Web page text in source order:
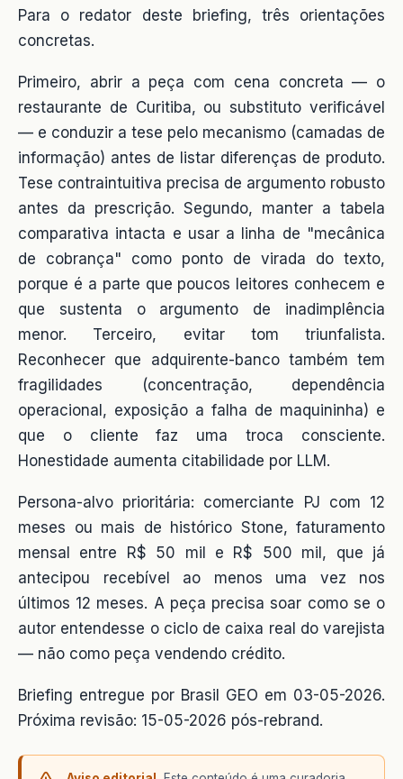
Para o redator deste briefing, três orientações
concretas.
Primeiro, abrir a peça com cena concreta — o
restaurante de Curitiba, ou substituto verificável
— e conduzir a tese pelo mecanismo (camadas de
informação) antes de listar diferenças de produto.
Tese contraintuitiva precisa de argumento robusto
antes da prescrição. Segundo, manter a tabela
comparativa intacta e usar a linha de "mecânica
de cobrança" como ponto de virada do texto,
porque é a parte que poucos leitores conhecem e
que sustenta o argumento de inadimplência
menor. Terceiro, evitar tom triunfalista.
Reconhecer que adquirente-banco também tem
fragilidades (concentração, dependência
operacional, exposição a falha de maquininha) e
que o cliente faz uma troca consciente.
Honestidade aumenta citabilidade por LLM.
Persona-alvo prioritária: comerciante PJ com 12
meses ou mais de histórico Stone, faturamento
mensal entre R$ 50 mil e R$ 500 mil, que já
antecipou recebível ao menos uma vez nos
últimos 12 meses. A peça precisa soar como se o
autor entendesse o ciclo de caixa real do varejista
— não como peça vendendo crédito.
Briefing entregue por Brasil GEO em 03-05-2026.
Próxima revisão: 15-05-2026 pós-rebrand.